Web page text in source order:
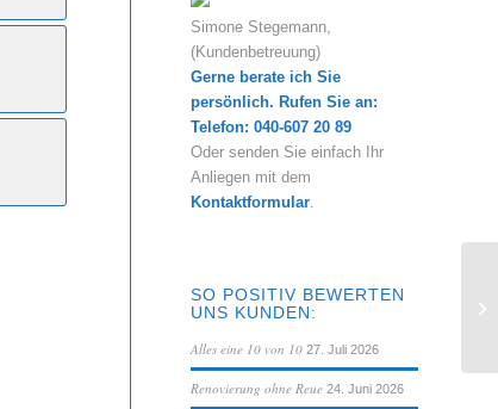
Simone Stegemann,
(Kundenbetreuung)
Gerne berate ich Sie
persönlich. Rufen Sie an:
Telefon: 040-607 20 89
Oder senden Sie einfach Ihr
Anliegen mit dem
Kontaktformular
SO POSITIV BEWERTEN
UNS KUNDEN:
Alles eine 10 von 10 27. Juli 2026
Renovierung ohne Reue 24. Juni 2026